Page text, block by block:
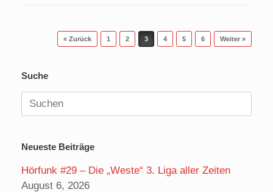
Beitragsnavigation
« Zurück 1 2 3 4 5 6 Weiter »
Suche
Suchen
nach:
Neueste Beiträge
Hörfunk #29 – Die „Weste“ 3. Liga aller Zeiten
August 6, 2026